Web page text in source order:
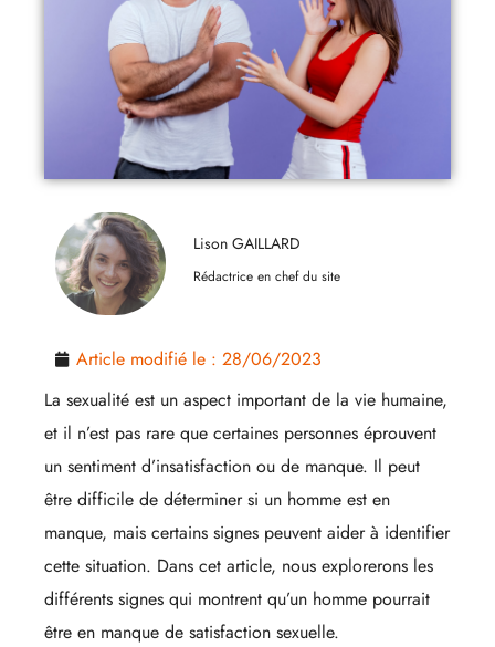
Lison GAILLARD
Rédactrice en chef du site
Article modifié le : 28/06/2023
La sexualité est un aspect important de la vie humaine,
et il n’est pas rare que certaines personnes éprouvent
un sentiment d’insatisfaction ou de manque. Il peut
être difficile de déterminer si un homme est en
manque, mais certains signes peuvent aider à identifier
cette situation. Dans cet article, nous explorerons les
différents signes qui montrent qu’un homme pourrait
être en manque de satisfaction sexuelle.